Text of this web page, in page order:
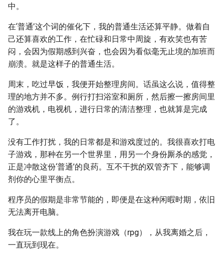
中。
在‘普通’这个词的催化下，我的普通生活还算平静。做着自
己还算喜欢的工作，在忙碌和日常中周旋，有欢笑也有苦
闷，会因为假期感到兴奋，也会因为看似毫无止境的加班而
崩溃。就是这样子的普通生活。
周末，吃过早饭，我便开始整理房间。话虽这么说，值得整
理的地方并不多。例行打扫浴室和厕所，然后擦一擦房间里
的游戏机，电视机，进行日常的清洁整理，也就算是完成
了。
没有工作打扰，我的日常都是和游戏度过的。我很喜欢打电
子游戏，那种在另一个世界里，用另一个身份厮杀的感觉，
正是冲散这份‘普通’的良药。互不干扰的双管齐下，能够调
剂你的心里平衡点。
程序员的假期是非常节能的，即便是在这种闲暇时期，依旧
无法离开电脑。
我在玩一款线上的角色扮演游戏（rpg），从我离婚之后，
一直玩到现在。